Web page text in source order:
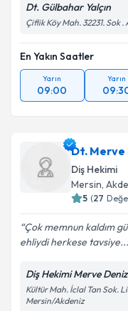
Dt. Gülbahar Yalçın
Çiflik Köy Mah. 32231. Sok
En Yakın Saatler
Yarın
09:00
Yarın
Dt. Merve
Diş Hekimi
Mersin,
5 (27
Çok memnun kaldım
ehliydi herkese tavsiye...
Diş Hekimi Merve
Kültür Mah. İclal Tan Sok.
Mersin/Akdeniz